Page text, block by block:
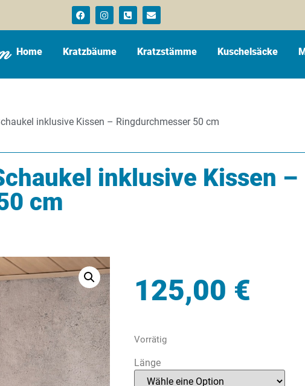
Home Kratzbäume Kratzstämme Kuschelsäcke
inklusive Kissen – Ringdurchmesser 50 cm
inklusive Kissen –
cm
125,00 €
Vorrätig
Länge